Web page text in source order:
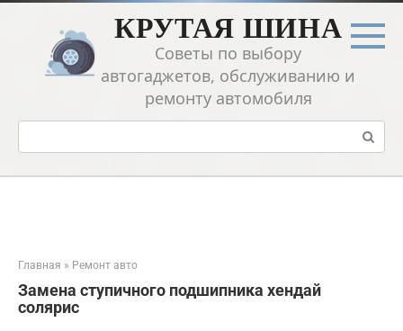
Перейти
контенту
КРУТАЯ ШИНА
Советы по выбору
автогаджетов, обслуживанию и
ремонту автомобиля
Поиск:
Главная » Ремонт авто
Замена ступичного подшипника хендай
солярис